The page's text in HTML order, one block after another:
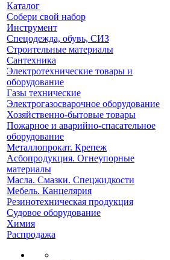
Каталог
Собери свой набор
Инструмент
Спецодежда, обувь, СИЗ
Строительные материалы
Сантехника
Электротехнические товары и
оборудование
Газы технические
Электрогазосварочное оборудование
Хозяйственно-бытовые товары
Пожарное и аварийно-спасательное
оборудование
Металлопрокат. Крепеж
Асбопродукция. Огнеупорные
материалы
Масла. Смазки. Спецжидкости
Мебель. Канцелярия
Резинотехническая продукция
Судовое оборудование
Химия
Распродажа